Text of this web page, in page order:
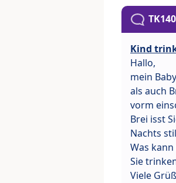
Kind
Hallo,
mein
als auch
vorm
Brei isst
Nachts
Was
Sie
Viele